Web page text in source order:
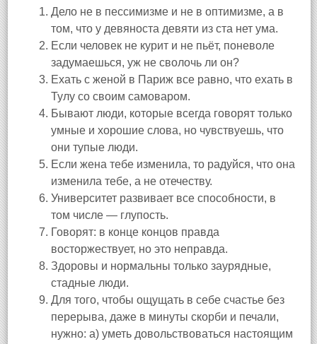
Дело не в пессимизме и не в оптимизме, а в
том, что у девяноста девяти из ста нет ума.
Если человек не курит и не пьёт, поневоле
задумаешься, уж не сволочь ли он?
Ехать с женой в Париж все равно, что ехать в
Тулу со своим самоваром.
Бывают люди, которые всегда говорят только
умные и хорошие слова, но чувствуешь, что
они тупые люди.
Если жена тебе изменила, то радуйся, что она
изменила тебе, а не отечеству.
Университет развивает все способности, в
том числе — глупость.
Говорят: в конце концов правда
восторжествует, но это неправда.
Здоровы и нормальны только заурядные,
стадные люди.
Для того, чтобы ощущать в себе счастье без
перерыва, даже в минуты скорби и печали,
нужно: а) уметь довольствоваться настоящим